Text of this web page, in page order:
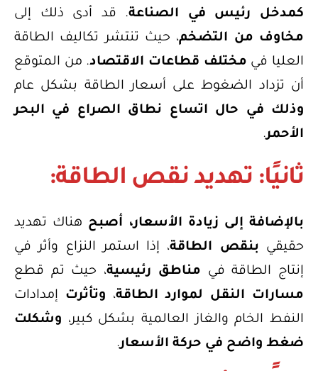
كمدخل رئيس في الصناعة. قد أدى ذلك إلى
مخاوف من التضخم، حيث تنتشر تكاليف الطاقة
العليا فيمختلف قطاعات الاقتصاد. من المتوقع
أن تزداد الضغوط على أسعار الطاقة بشكل عام
وذلك في حال اتساع نطاق الصراع في البحر
الأحمر.
ثانيًا: تهديد نقص الطاقة:
بالإضافة إلى زيادة الأسعار، أصبحهناك تهديد
حقيقي بنقص الطاقة، إذا استمر النزاع وأثر في
إنتاج الطاقة في مناطق رئيسية، حيث تم قطع
مسارات النقل لموارد الطاقة، وتأثرتإمدادات
النفط الخام والغاز العالمية بشكل كبير، وشكلت
ضغط واضح في حركة الأسعار.